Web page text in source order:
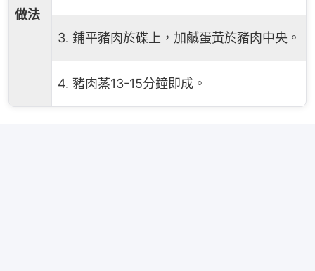
做法
3. 鋪平豬肉於碟上，加鹹蛋黃於豬肉中央。
4. 豬肉蒸13-15分鐘即成。